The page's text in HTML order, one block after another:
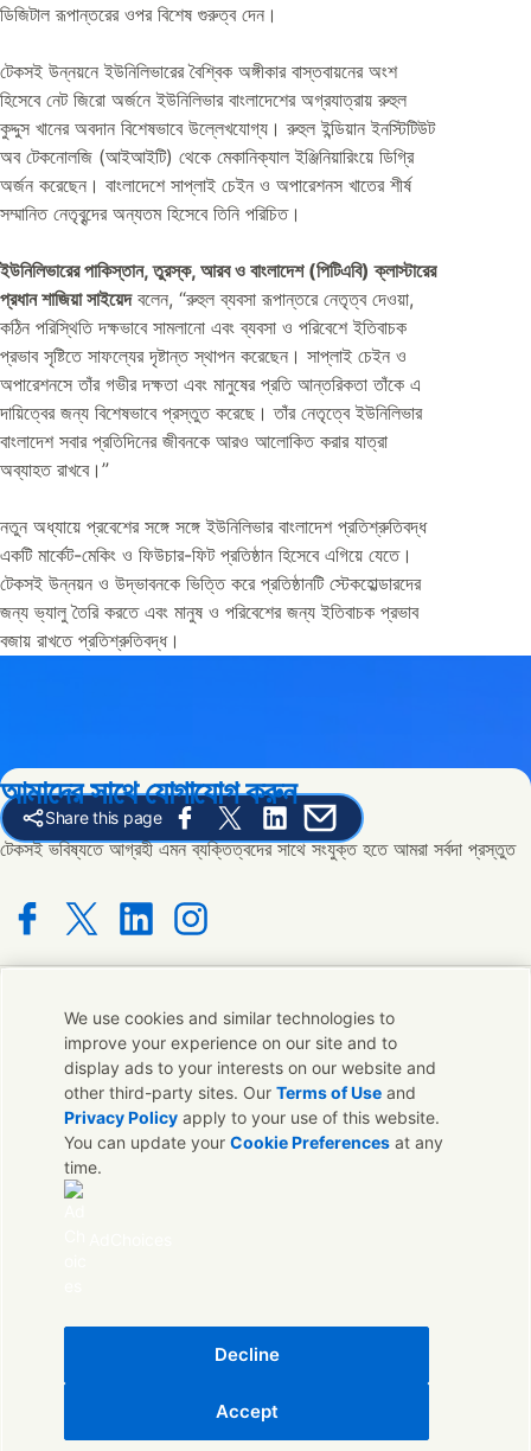
ডিজিটাল রূপান্তরের ওপর বিশেষ গুরুত্ব দেন।
টেকসই উন্নয়নে ইউনিলিভারের বৈশ্বিক অঙ্গীকার বাস্তবায়নের অংশ
হিসেবে নেট জিরো অর্জনে ইউনিলিভার বাংলাদেশের অগ্রযাত্রায় রুহুল
কুদ্দুস খানের অবদান বিশেষভাবে উল্লেখযোগ্য। রুহুল ইন্ডিয়ান ইনস্টিটিউট
অব টেকনোলজি (আইআইটি) থেকে মেকানিক্যাল ইঞ্জিনিয়ারিংয়ে ডিগ্রি
অর্জন করেছেন। বাংলাদেশে সাপ্লাই চেইন ও অপারেশনস খাতের শীর্ষ
সম্মানিত নেতৃবৃন্দের অন্যতম হিসেবে তিনি পরিচিত।
ইউনিলিভারের পাকিস্তান, তুরস্ক, আরব ও বাংলাদেশ (পিটিএবি) ক্লাস্টারের
প্রধান শাজিয়া সাইয়েদবলেন, “রুহুল ব্যবসা রূপান্তরে নেতৃত্ব দেওয়া,
কঠিন পরিস্থিতি দক্ষভাবে সামলানো এবং ব্যবসা ও পরিবেশে ইতিবাচক
প্রভাব সৃষ্টিতে সাফল্যের দৃষ্টান্ত স্থাপন করেছেন। সাপ্লাই চেইন ও
অপারেশনসে তাঁর গভীর দক্ষতা এবং মানুষের প্রতি আন্তরিকতা তাঁকে এ
দায়িত্বের জন্য বিশেষভাবে প্রস্তুত করেছে। তাঁর নেতৃত্বে ইউনিলিভার
বাংলাদেশ সবার প্রতিদিনের জীবনকে আরও আলোকিত করার যাত্রা
অব্যাহত রাখবে।”
নতুন অধ্যায়ে প্রবেশের সঙ্গে সঙ্গে ইউনিলিভার বাংলাদেশ প্রতিশ্রুতিবদ্ধ
একটি মার্কেট-মেকিং ও ফিউচার-ফিট প্রতিষ্ঠান হিসেবে এগিয়ে যেতে।
টেকসই উন্নয়ন ও উদ্ভাবনকে ভিত্তি করে প্রতিষ্ঠানটি স্টেকহোল্ডারদের
জন্য ভ্যালু তৈরি করতে এবং মানুষ ও পরিবেশের জন্য ইতিবাচক প্রভাব
বজায় রাখতে প্রতিশ্রুতিবদ্ধ।
Share this page
Share this page on Facebook
Share this page on X
Share this page on Linked In
Share this page on E-mail
আমাদের সাথে যোগাযোগ করুন
টেকসই ভবিষ্যতে আগ্রহী এমন ব্যক্তিত্বদের সাথে সংযুক্ত হতে আমরা সর্বদা প্রস্তুত
with us on Facebook
Connect with us on X
Connect with us on LinkedIn
Connect with us on Instagram
যোগাযোগ করুন
ইউনিলিভার পিএলসি অথবা আমাদের হেডকোয়ার্টারসে বিশেষজ্ঞ দলগুলির সাথে যোগাযোগ
করুন; অথবা বিশ্বব্যাপী যোগাযোগের তথ্য খুঁজে নিন।
যোগাযোগ করুন
প্রাইভেসি নোটিস
We use cookies and similar technologies to
improve your experience on our site and to
display ads to your interests on our website and
other third-party sites. OurTerms of Use and
Privacy Policy apply to your use of this website.
You can update yourCookie Preferences at any
time.
Decline
Accept